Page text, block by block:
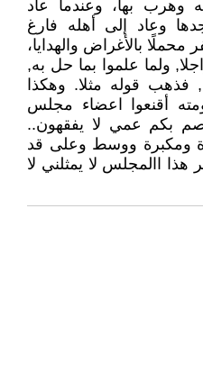
وهرب بها، وعندما عاد
وعاد إلى أهله فارغ
محملًا بالأغراض والهدايا،
ولما علموا بما حل به,
قوله مثلا. وهكذا
أقنعوا اعضاء مجلس
بكم عمي لا يفقهون..
ومكبرة ووسط وعلى قد
هذا االمجلس لا يمثلني لا